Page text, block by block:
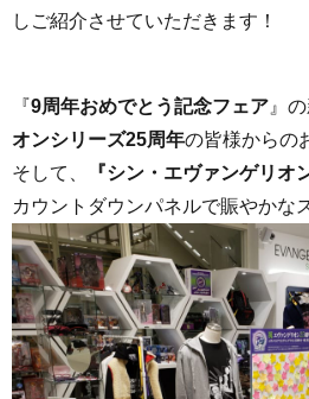
しご紹介させていただきます！
『9周年おめでとう記念フェア 』
オンシリーズ25周年の皆様からの
そして、
『シン・エヴァンゲリオ
カウントダウンパネルで賑やかな